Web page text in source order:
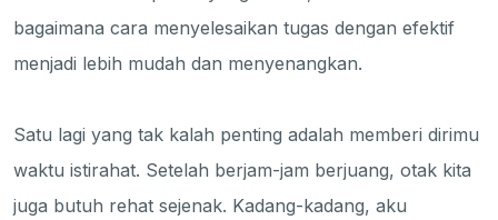
bagaimana cara menyelesaikan tugas dengan efektif
menjadi lebih mudah dan menyenangkan.
Satu lagi yang tak kalah penting adalah memberi dirimu
waktu istirahat. Setelah berjam-jam berjuang, otak kita
juga butuh rehat sejenak. Kadang-kadang, aku